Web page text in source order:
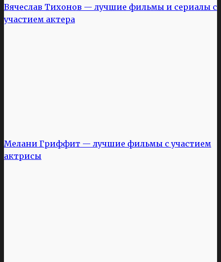
Вячеслав Тихонов — лучшие фильмы и сериалы с
участием актера
Мелани Гриффит — лучшие фильмы с участием
актрисы